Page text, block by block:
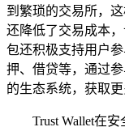
到繁琐的交易所，
还降低了交易成本
包还积极支持用户
押、借贷等，通过
的生态系统，获取
Trust Wallet在